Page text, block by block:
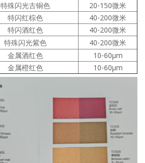
特殊闪光古铜色
20-150微米
特闪红棕色
40-200微米
特闪酒红色
40-200微米
特殊闪光紫色
40-200微米
金属酒红色
10-60μm
金属橙红色 10-60μm